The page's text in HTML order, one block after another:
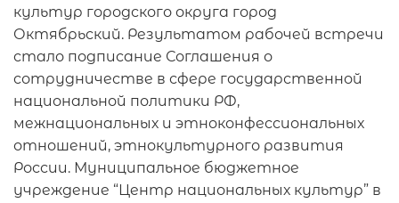
культур городского округа город
Октябрьский. Результатом рабочей встречи
стало подписание Соглашения о
сотрудничестве в сфере государственной
национальной политики РФ,
межнациональных и этноконфессиональных
отношений, этнокультурного развития
России. Муниципальное бюджетное
учреждение “Центр национальных культур” в